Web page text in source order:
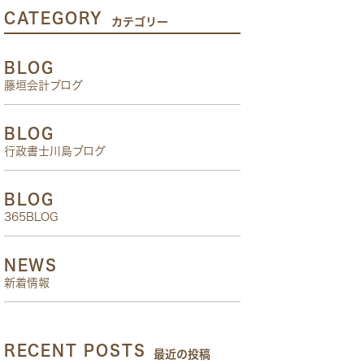
CATEGORY カテゴリー
BLOG
藤垣会計ブログ
BLOG
行政書士川島ブログ
BLOG
365BLOG
NEWS
新着情報
RECENT POSTS 最近の投稿